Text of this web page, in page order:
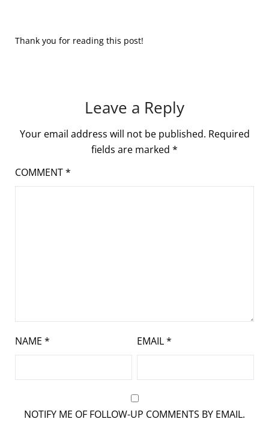
Thank you for reading this post!
Leave a Reply
Your email address will not be published. Required
fields are marked *
COMMENT*
NAME * EMAIL*
NOTIFY ME OF FOLLOW-UP COMMENTS BY EMAIL.